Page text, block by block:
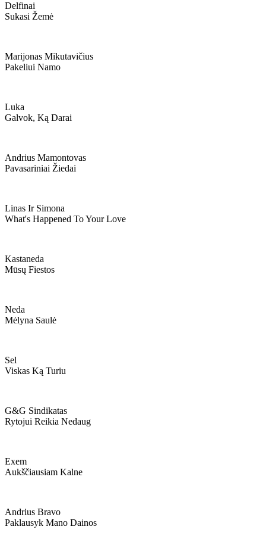
Delfinai
Sukasi Žemė
Marijonas Mikutavičius
Pakeliui Namo
Luka
Galvok, Ką Darai
Andrius Mamontovas
Pavasariniai Žiedai
Linas Ir Simona
What's Happened To Your Love
Kastaneda
Mūsų Fiestos
Neda
Mėlyna Saulė
Sel
Viskas Ką Turiu
G&g Sindikatas
Rytojui Reikia Nedaug
Exem
Aukščiausiam Kalne
Andrius Bravo
Paklausyk Mano Dainos